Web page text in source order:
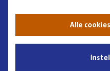
Alle